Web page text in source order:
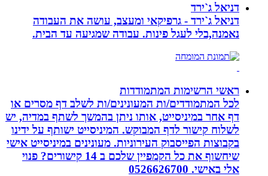
דניאל ג`ירד
דניאל ג`ירד - גרפיקאי ומעצב, עושה את העבודה
נאמנה,בלי לעגל פינות. עבודה שמגיעה עד הבית.
ראשי הרשימות המתמודדות
לכל המתמודדים/ות המעונינים/ות לשלב דף מסרים או
דף אחר במיניסייט, אותו ניתן בהמשך לשתף במדיה, יש
לשלוח קישור לדף המבוקש. המיניסייט ישותף על ידינו
בקבוצות הפייסבוק העירוניות. מעונינים במיניסייט אישי
שיחשוף את כל הקמפיין שלכם ב 14 קישורים? פנוי
אלי באישי. 0526626700